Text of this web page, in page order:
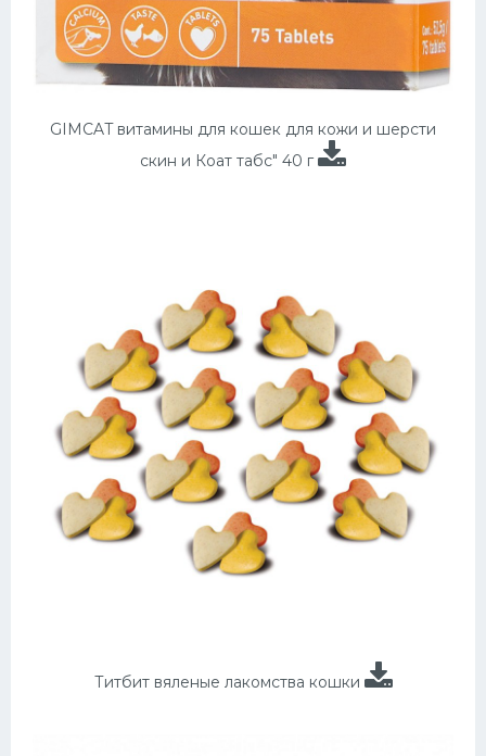
GIMCAT витамины для кошек для кожи и шерсти
скин и Коат табс" 40 г
Титбит вяленые лакомства кошки